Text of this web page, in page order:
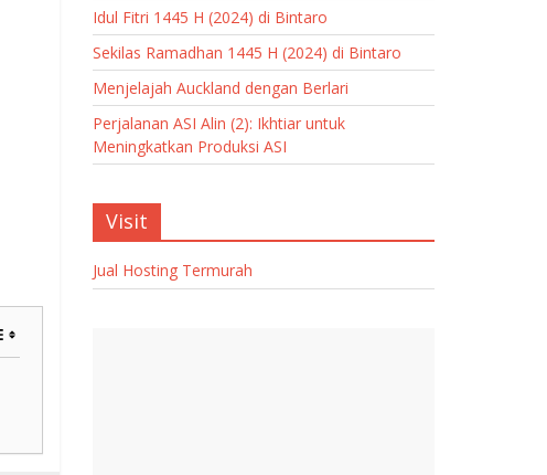
Idul Fitri 1445 H (2024) di Bintaro
Sekilas Ramadhan 1445 H (2024) di Bintaro
Menjelajah Auckland dengan Berlari
Perjalanan ASI Alin (2): Ikhtiar untuk
Meningkatkan Produksi ASI
Visit
Jual Hosting Termurah